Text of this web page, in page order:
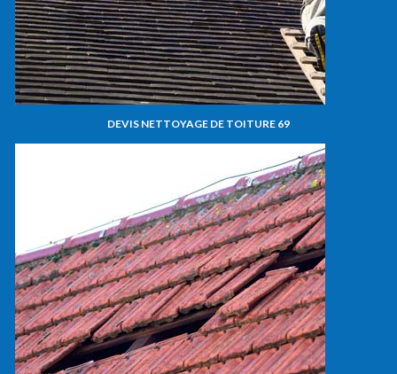
DEVIS NETTOYAGE DE TOITURE 69